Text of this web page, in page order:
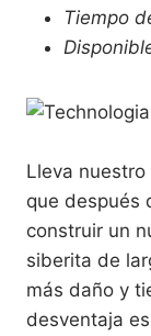
Tiempo
Lleva
que después
construir un
siberita de
más daño y
desventaja